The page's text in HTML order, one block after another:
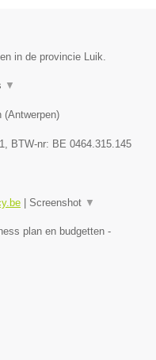
in de provincie Luik.
▼
(Antwerpen)
, BTW-nr: BE 0464.315.145
Screenshot ▼
plan en budgetten -